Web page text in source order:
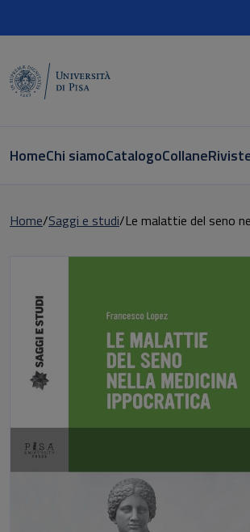
HomeChi siamoCatalogoCollane
Home Saggi e studi Le malattie del seno